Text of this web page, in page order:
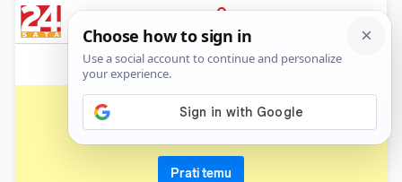
PRIJAVA
News
vaterpolska liga prvaka
Prati temu